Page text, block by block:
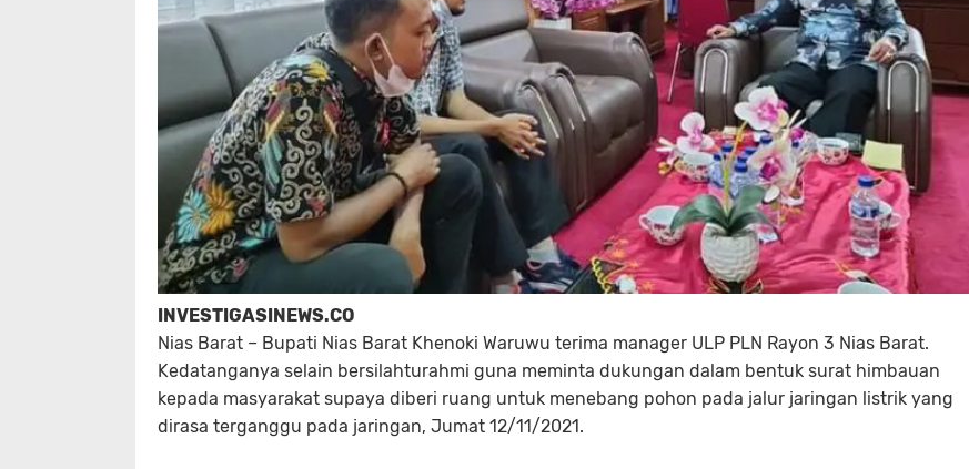
INVESTIGASINEWS.CO
Nias Barat – Bupati Nias Barat Khenoki Waruwu terima manager ULP PLN Rayon 3 Nias Barat.
Kedatanganya selain bersilahturahmi guna meminta dukungan dalam bentuk surat himbauan
kepada masyarakat supaya diberi ruang untuk menebang pohon pada jalur jaringan listrik yang
dirasa terganggu pada jaringan, Jumat 12/11/2021.